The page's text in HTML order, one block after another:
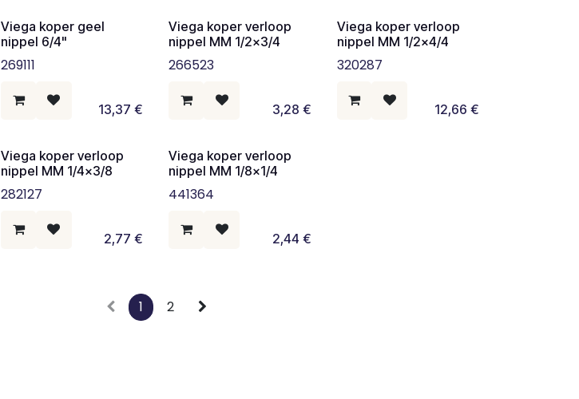
Viega koper geel
nippel 6/4"
269111
13,37 €
Viega koper verloop
nippel MM 1/2x3/4
266523
3,28 €
Viega koper verloop
nippel MM 1/2x4/4
320287
12,66 €
Viega koper verloop
nippel MM 1/4x3/8
282127
2,77 €
Viega koper verloop
nippel MM 1/8x1/4
441364
2,44 €
1 2